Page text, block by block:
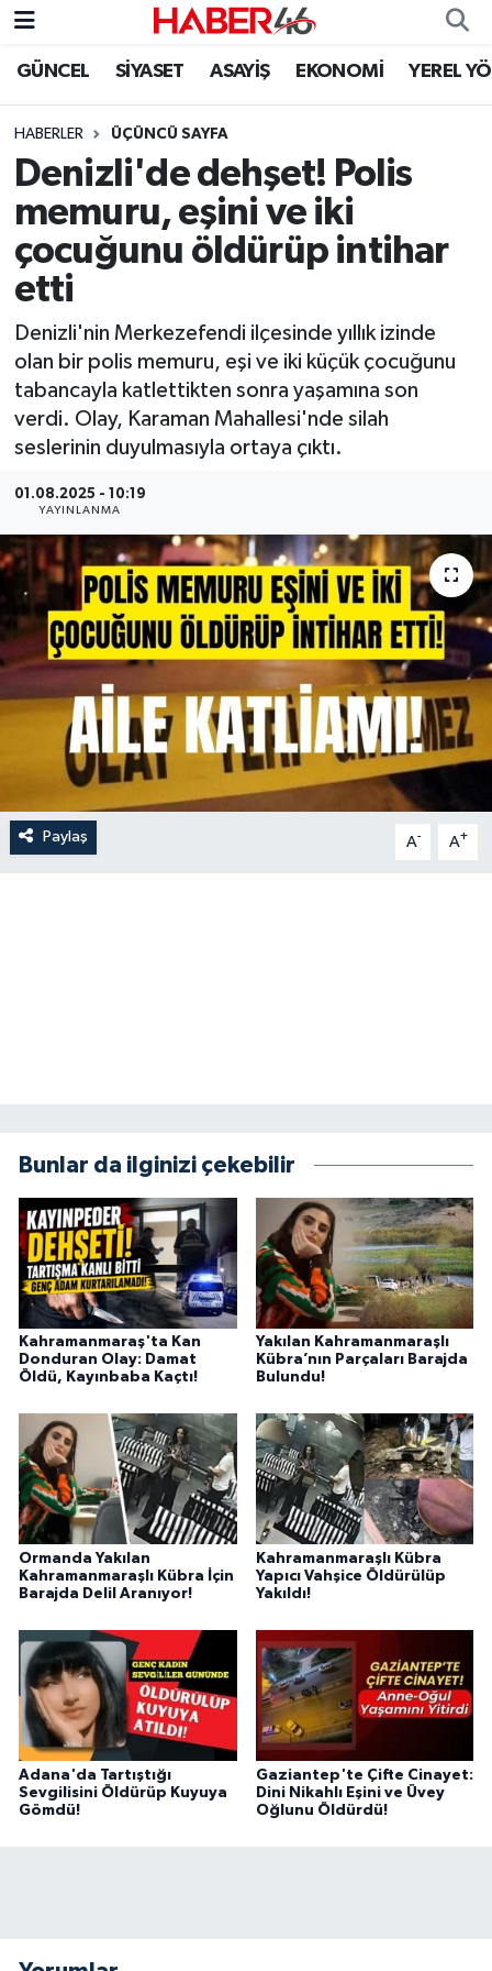
GÜNCEL SİYASET ASAYİŞ EKONOMİ YEREL
HABERLER ÜÇÜNCÜ SAYFA
Denizli'de dehşet! Polis
memuru, eşini ve iki
çocuğunu öldürüp intihar
etti
Denizli'nin Merkezefendi ilçesinde yıllık izinde
olan bir polis memuru, eşi ve iki küçük çocuğunu
tabancayla katlettikten sonra yaşamına son
verdi. Olay, Karaman Mahallesi'nde silah
seslerinin duyulmasıyla ortaya çıktı.
01.08.2025 - 10:19
YAYINLANMA
Paylaş A- A+
Bunlar da ilginizi çekebilir
Kahramanmaraş'ta Kan
Donduran Olay: Damat
Öldü, Kayınbaba Kaçtı!
Yakılan Kahramanmaraşlı
Kübra’nın Parçaları Barajda
Bulundu!
Ormanda Yakılan
Kahramanmaraşlı Kübra İçin
Barajda Delil Aranıyor!
Kahramanmaraşlı Kübra
Yapıcı Vahşice Öldürülüp
Yakıldı!
Adana'da Tartıştığı
Sevgilisini Öldürüp Kuyuya
Gömdü!
Gaziantep'te Çifte Cinayet:
Dini Nikahlı Eşini ve Üvey
Oğlunu Öldürdü!
GÜNCEL
SİYASET
SPOR
YAŞAM
TEKNOLOJİ
SAĞLIK
İLÇE HABERLERİ
KÜLTÜR-SANAT
KSÜ
DÜNYA
ROPORTAJ
MAGAZİN
Yemek
SİVİL TOPLUM
SEÇİM 2014
KİM KİMDİR
ÇEK GÖNDER
KİTAP
HEDEF2020
OTOMOBİL
MİZAH
TARİH
Genel
Nöbetçi Eczaneler
Hava Durumu
Kahramanmaraş Namaz Vakitleri
Trafik Durumu
Süper Lig Puan Durumu ve Fikstür
Tüm Manşetler
Son Dakika Haberleri